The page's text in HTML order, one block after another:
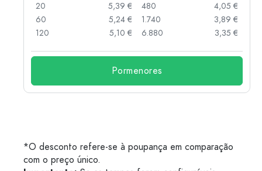
20
5,39 €
60
5,24 €
120
5,10 €
480
4,05 €
1.740
3,89 €
6.880
3,35 €
Pormenores
*O desconto refere-se à poupança em comparação
com o preço único.